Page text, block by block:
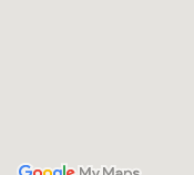
MAFIA
de carnasiere.